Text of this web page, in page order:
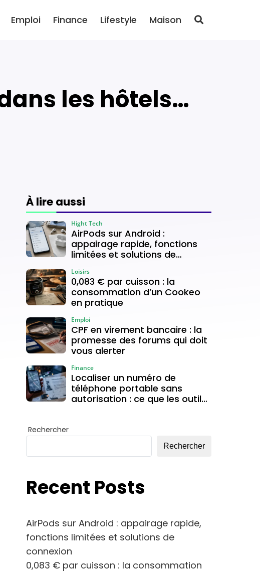
Emploi Finance Lifestyle Maison
À lire aussi
AirPods sur Android :
appairage rapide, fonctions
limitées et solutions de
Hight Tech
0,083 € par cuisson : la
consommation d’un Cookeo
en pratique
Loisirs
CPF en virement bancaire : la
promesse des forums qui doit
vous alerter
Emploi
Localiser un numéro de
téléphone portable sans
autorisation : ce que les outils
Finance
Rechercher
Rechercher
Recent Posts
AirPods sur Android : appairage rapide,
fonctions limitées et solutions de
connexion
0,083 € par cuisson : la consommation